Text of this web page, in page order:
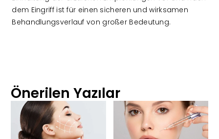
dem Eingriff ist für einen sicheren und wirksamen
Behandlungsverlauf von großer Bedeutung.
Önerilen Yazılar